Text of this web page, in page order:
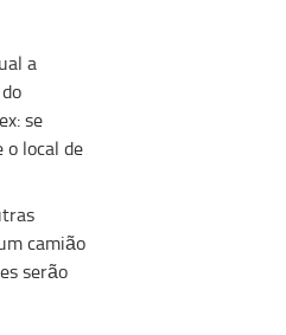
a
se
local de
camião
serão